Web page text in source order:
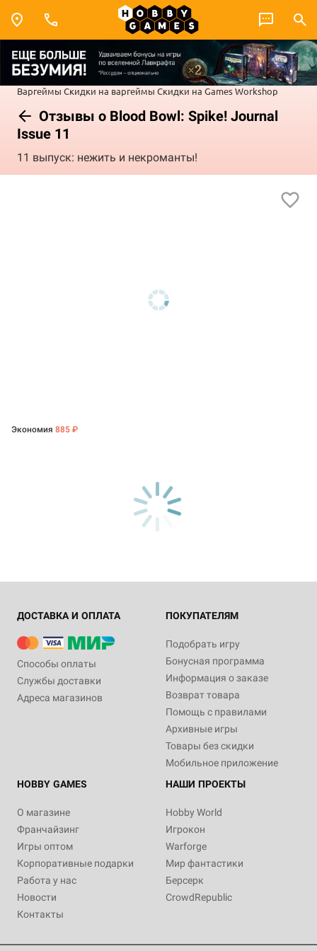
Варгеймы Скидки на варгеймы Скидки на Games Workshop
Отзывы о Blood Bowl: Spike! Journal
Issue 11
11 выпуск: нежить и некроманты!
Экономия 885 ₽
ДОСТАВКА И ОПЛАТА
Способы оплаты
Службы доставки
Адреса магазинов
ПОКУПАТЕЛЯМ
Подобрать игру
Бонусная программа
Информация о заказе
Возврат товара
Помощь с правилами
Архивные игры
Товары без скидки
Мобильное приложение
HOBBY GAMES
О магазине
Франчайзинг
Игры оптом
Корпоративные подарки
Работа у нас
Новости
Контакты
НАШИ ПРОЕКТЫ
Hobby World
Игрокон
Warforge
Мир фантастики
Берсерк
CrowdRepublic